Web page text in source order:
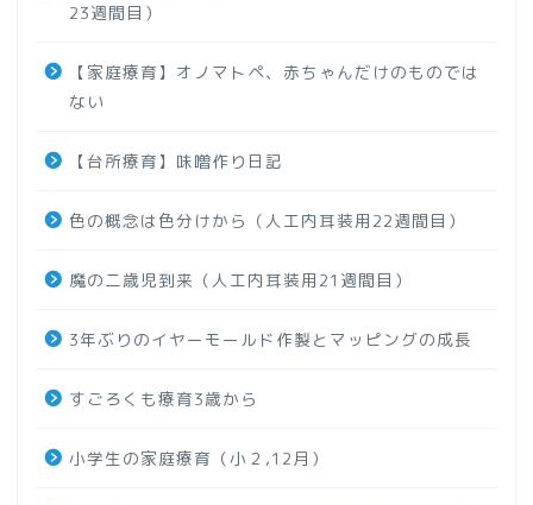
23週間目）
【家庭療育】オノマトペ、赤ちゃんだけのものでは
ない
【台所療育】味噌作り日記
色の概念は色分けから（人工内耳装用22週間目）
魔の二歳児到来（人工内耳装用21週間目）
3年ぶりのイヤーモールド作製とマッピングの成長
すごろくも療育3歳から
小学生の家庭療育（小２,12月）